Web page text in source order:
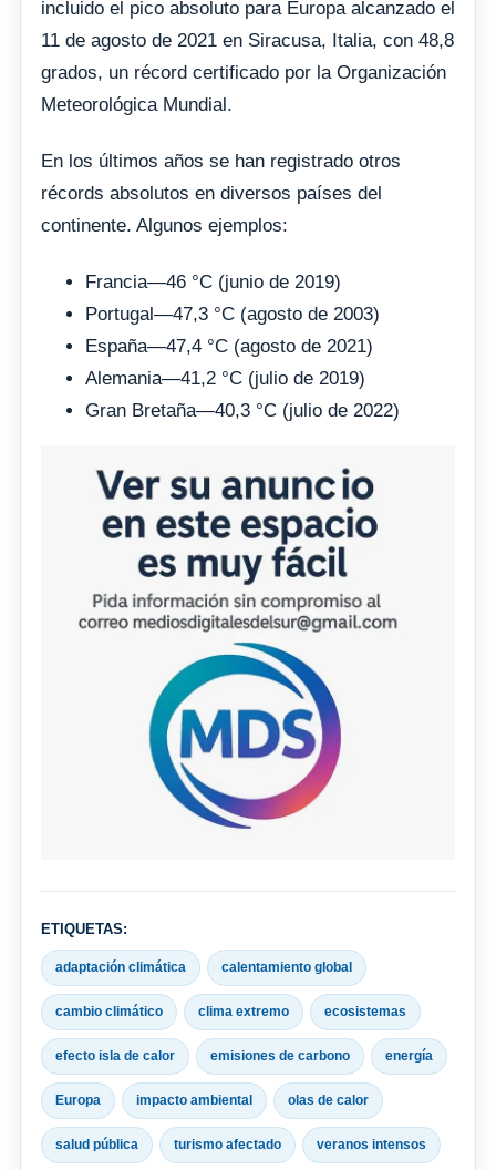
incluido el pico absoluto para Europa alcanzado el
11 de agosto de 2021 en Siracusa, Italia, con 48,8
grados, un récord certificado por la Organización
Meteorológica Mundial.
En los últimos años se han registrado otros
récords absolutos en diversos países del
continente. Algunos ejemplos:
Francia—46 °C (junio de 2019)
Portugal—47,3 °C (agosto de 2003)
España—47,4 °C (agosto de 2021)
Alemania—41,2 °C (julio de 2019)
Gran Bretaña—40,3 °C (julio de 2022)
ETIQUETAS:
adaptación climática calentamiento global
cambio climático clima extremo ecosistemas
efecto isla de calor emisiones de carbono energía
Europa impacto ambiental olas de calor
salud pública turismo afectado veranos intensos